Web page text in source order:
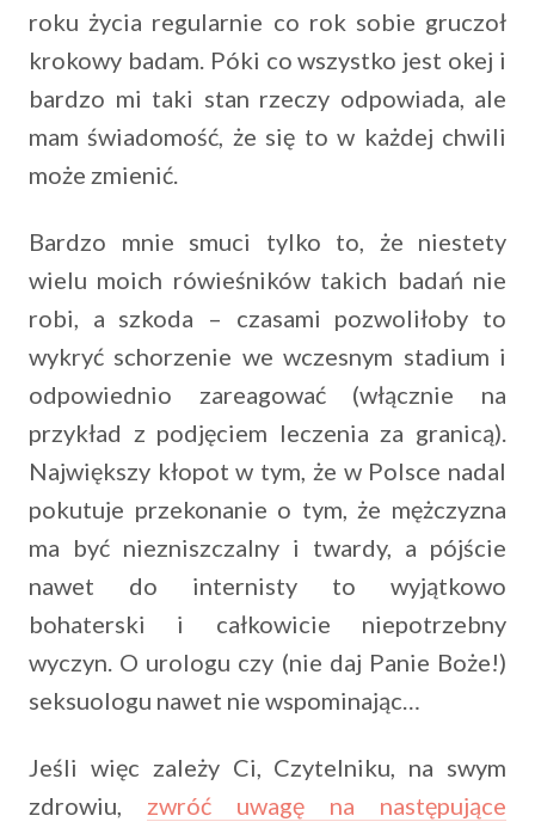
roku życia regularnie co rok sobie gruczoł
krokowy badam. Póki co wszystko jest okej i
bardzo mi taki stan rzeczy odpowiada, ale
mam świadomość, że się to w każdej chwili
może zmienić.
Bardzo mnie smuci tylko to, że niestety
wielu moich rówieśników takich badań nie
robi, a szkoda – czasami pozwoliłoby to
wykryć schorzenie we wczesnym stadium i
odpowiednio zareagować (włącznie na
przykład z podjęciem leczenia za granicą).
Największy kłopot w tym, że w Polsce nadal
pokutuje przekonanie o tym, że mężczyzna
ma być niezniszczalny i twardy, a pójście
nawet do internisty to wyjątkowo
bohaterski i całkowicie niepotrzebny
wyczyn. O urologu czy (nie daj Panie Boże!)
seksuologu nawet nie wspominając…
Jeśli więc zależy Ci, Czytelniku, na swym
zdrowiu, zwróć uwagę na następujące